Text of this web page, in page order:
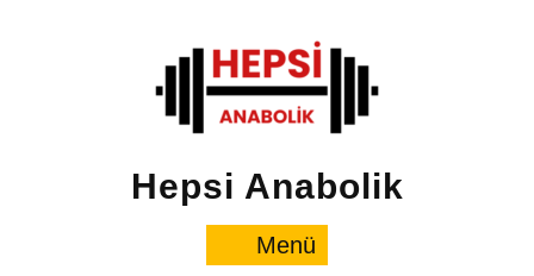
Hepsi Anabolik
Menü